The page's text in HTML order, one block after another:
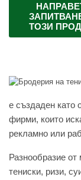
ТОЗИ
e създаден като
фирми, които
рекламно или
Разнообразие
тениски, ризи,